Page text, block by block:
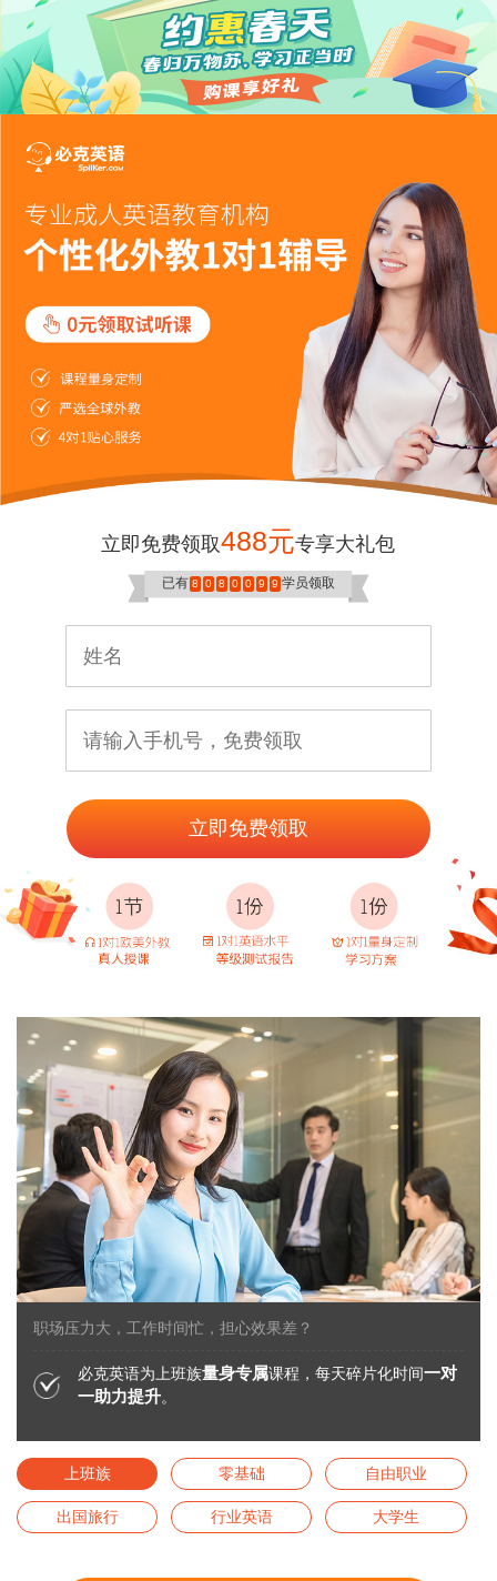
立即免费领取488元专享大礼包
已有 8 0 8 0 0 9 9 学员领取
职场压力大，工作时间忙，担心效果差？
必克英语为上班族量身专属课程，每天碎片化时间一对
一助力提升。
上班族 零基础 自由职业
出国旅行 行业英语 大学生